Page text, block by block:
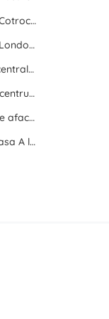
Cum va arata One Cotroceni Park
Despre Sema Parc London si Sema Parc Oslo
U Center, birourile centrale dintre doua parcuri
Equilibrium, un nou centru de birouri langa Promenada Mall
Campus 6, parcul de afaceri de langa Politehnica Bucuresti
The Light, birouri clasa A langa Politehnica Bucuresti